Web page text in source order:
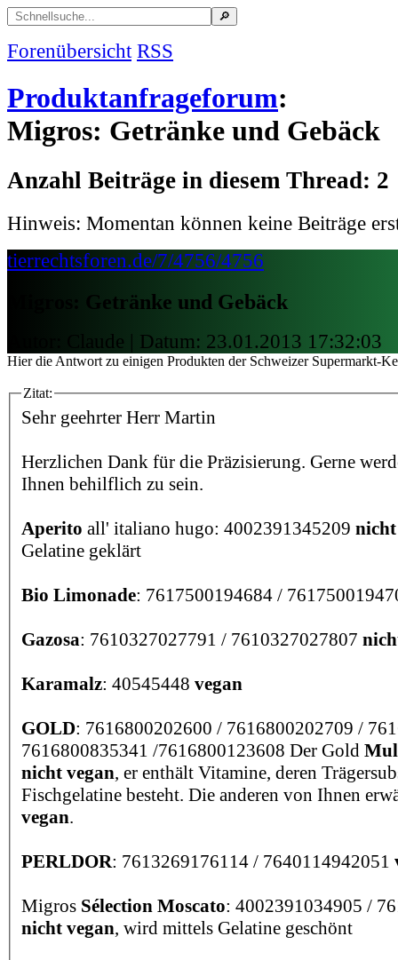
Forenübersicht RSS
Produktanfrageforum:
Migros: Getränke und Gebäck
Anzahl Beiträge in diesem Thread: 2
Hinweis: Momentan können keine Beiträge
tierrechtsforen.de/7/4756/4756
Migros: Getränke und Gebäck
Autor: Claude | Datum: 23.01.2013 17:32:03
Hier die Antwort zu einigen Produkten der Schweizer Supermarkt-
Zitat:
Sehr geehrter Herr Martin
Herzlichen Dank für die Präzisierung. Gerne
Ihnen behilflich zu sein.
Aperito all' italiano hugo: 4002391345209
Gelatine geklärt
Bio Limonade: 7617500194684 /
Gazosa: 7610327027791 / 7610327027807
Karamalz: 40545448 vegan
GOLD: 7616800202600 / 7616800202709 /
7616800835341 /7616800123608 Der Gold
nicht vegan, er enthält Vitamine, deren
Fischgelatine besteht. Die anderen von Ihnen
vegan.
PERLDOR: 7613269176114 / 7640114942051
Migros Sélection Moscato: 4002391034905 /
nicht vegan, wird mittels Gelatine geschönt